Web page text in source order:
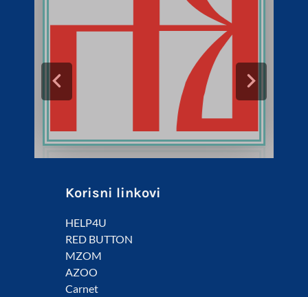
Korisni linkovi
HELP4U
RED BUTTON
MZOM
AZOO
Carnet